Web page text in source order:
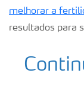
melhorar a
resultados para